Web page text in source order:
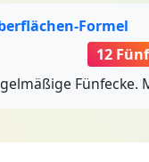
Formel
12
Fünfecke.